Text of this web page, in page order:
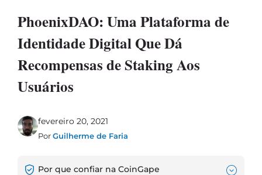
PhoenixDAO: Uma Plataforma de
Identidade Digital Que Dá
Recompensas de Staking Aos
Usuários
fevereiro 20, 2021
PorGuilherme de Faria
Por que confiar na CoinGape